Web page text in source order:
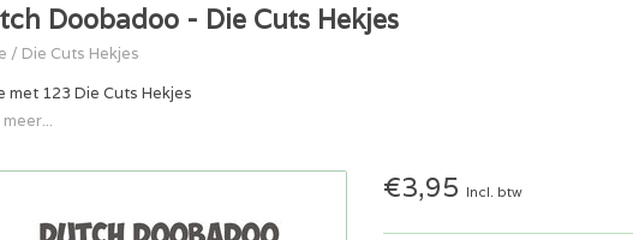
Doobadoo - Die Cuts Hekjes
/ Die Cuts Hekjes
met 123 Die Cuts Hekjes
€3,95 Incl. btw